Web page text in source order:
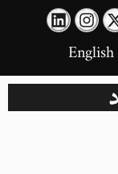
English